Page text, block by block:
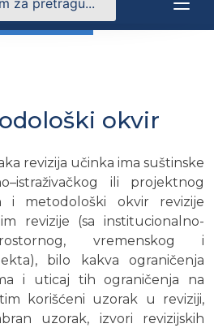
okvir
revizija učinka ima suštinske
ili projektnog
i metodološki okvir revizije
revizije (sa institucionalno-
vremenskog i
bilo kakva ograničenja
i uticaj tih ograničenja na
korišćeni uzorak u reviziji,
uzorak, izvori revizijskih